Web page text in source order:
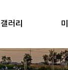
러리